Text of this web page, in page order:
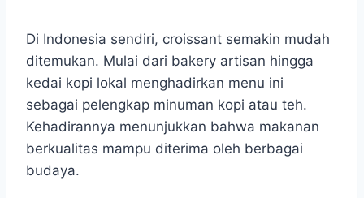
Di Indonesia sendiri, croissant semakin mudah
ditemukan. Mulai dari bakery artisan hingga
kedai kopi lokal menghadirkan menu ini
sebagai pelengkap minuman kopi atau teh.
Kehadirannya menunjukkan bahwa makanan
berkualitas mampu diterima oleh berbagai
budaya.